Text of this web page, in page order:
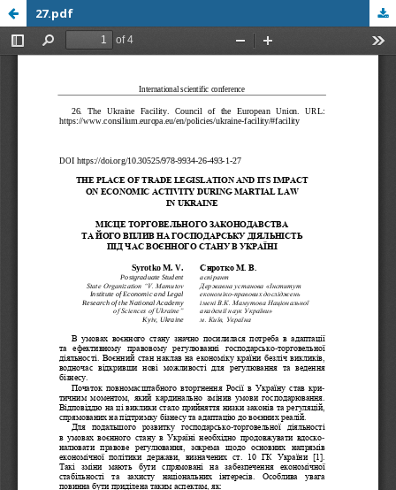
27.pdf